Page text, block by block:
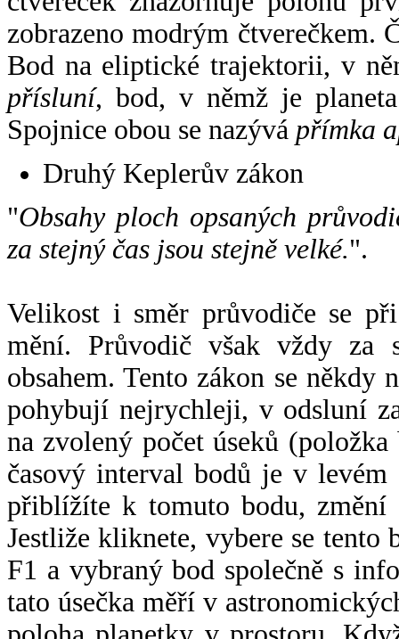
zobrazeno modrým čtverečkem.
Bod na eliptické trajektorii, v
přísluní, bod, v němž je
Spojnice obou se nazývá přímka
Druhý Keplerův zákon
"Obsahy ploch opsaných
za stejný čas jsou stejně velké.".
Velikost i směr průvodiče se
mění. Průvodič však vždy za
obsahem. Tento zákon se někdy
pohybují nejrychleji, v odsluní
na zvolený počet úseků
časový interval bodů je v
přiblížíte k tomuto bodu,
Jestliže kliknete, vybere se tento
F1 a vybraný bod společně s
tato úsečka měří v